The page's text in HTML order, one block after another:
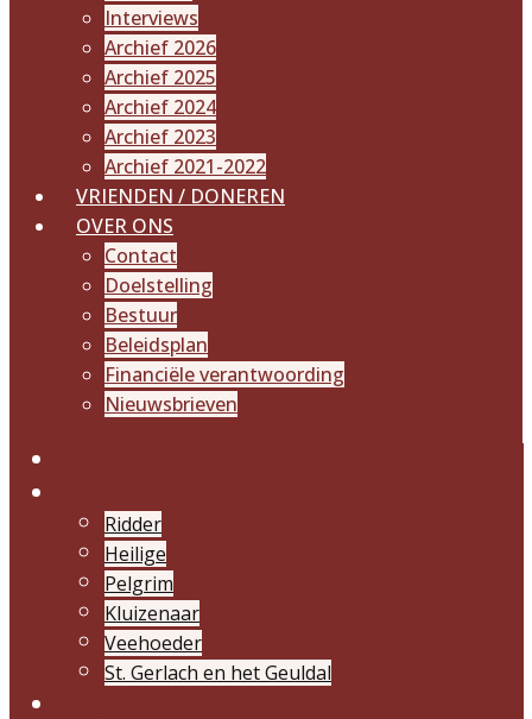
Interviews
Archief 2026
Archief 2025
Archief 2024
Archief 2023
Archief 2021-2022
VRIENDEN / DONEREN
OVER ONS
Contact
Doelstelling
Bestuur
Beleidsplan
Financiële verantwoording
Nieuwsbrieven
Ridder
Heilige
Pelgrim
Kluizenaar
Veehoeder
St. Gerlach en het Geuldal